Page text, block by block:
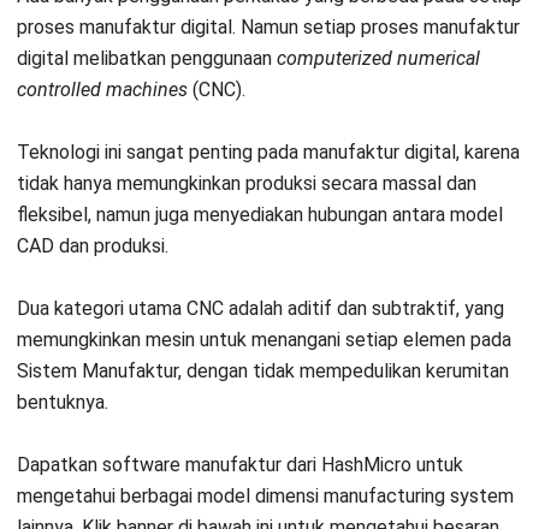
dengan memberikan status aset, kinerja, atau informasi
tugas tertentu secara sekilas. Teknologi ini juga dapat
berfungsi untuk melatih karyawan baru dengan menunjukkan
protokol keselamatan untuk setiap mesin dan bagaimana
hal itu terkait dengan tugas khusus mereka. Demikian juga,
perangkat AR dapat menunjukkan lokasi, komponen, dan
protokol yang tepat untuk pemeliharaan.
Anda mungkin juga ingin membaca artikel kami sebelumnya
yang membahas
odel sistem informasi manufaktur dengan
klik di sini.
Masa Depan
DMS tampaknya akan terus berlanjut dan berkembang di
masa depan, karena penggunaan informasi pada proses